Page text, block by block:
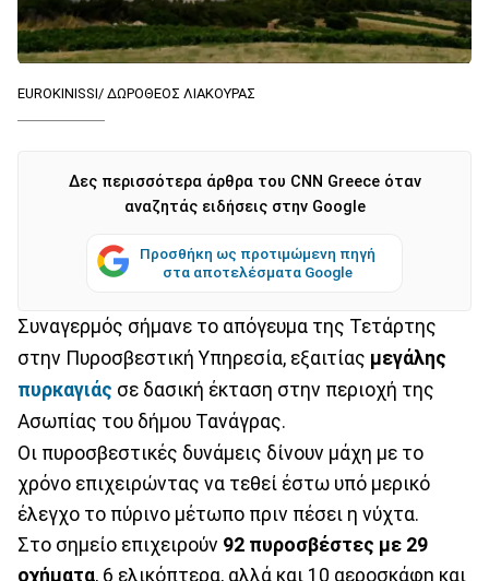
EUROKINISSI/ ΔΩΡΟΘΕΟΣ ΛΙΑΚΟΥΡΑΣ
Δες περισσότερα άρθρα του CNN Greece όταν
αναζητάς ειδήσεις στην Google
Προσθήκη ως προτιμώμενη πηγή
στα αποτελέσματα Google
Συναγερμός σήμανε το απόγευμα της Τετάρτης
στην Πυροσβεστική Υπηρεσία, εξαιτίας μεγάλης
πυρκαγιάς σε δασική έκταση στην περιοχή της
Ασωπίας του δήμου Τανάγρας.
Οι πυροσβεστικές δυνάμεις δίνουν μάχη με το
χρόνο επιχειρώντας να τεθεί έστω υπό μερικό
έλεγχο το πύρινο μέτωπο πριν πέσει η νύχτα.
Στο σημείο επιχειρούν 92 πυροσβέστες με 29
οχήματα, 6 ελικόπτερα, αλλά και 10 αεροσκάφη και